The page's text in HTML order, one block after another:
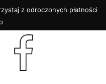
z odroczonych płatności